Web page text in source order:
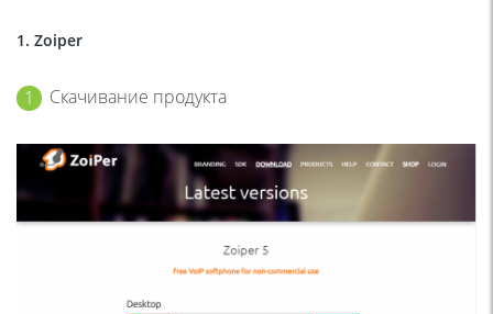
1. Zoiper
Скачивание продукта